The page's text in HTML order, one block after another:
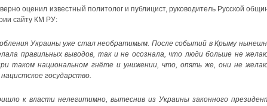
оценил известный политолог и публицист, руководитель Русской
сайту КМ РУ:
Украины уже стал необратимым. После событий в Крыму
правильных выводов, так и не осознала, что люди больше не
таком национальном гнёте и унижении, что, опять же, они не
государство.
к власти нелегитимно, вытеснив из Украины законного